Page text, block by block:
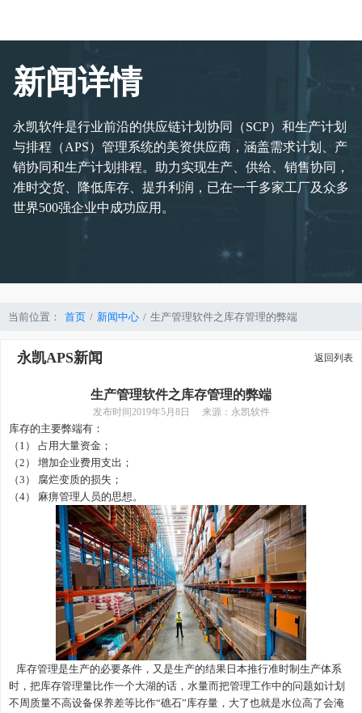
新闻详情
永凯软件是行业前沿的供应链计划协同（SCP）和生产计划
与排程（APS）管理系统的美资供应商，涵盖需求计划、产
销协同和生产计划排程。助力实现生产、供给、销售协同，
准时交货、降低库存、提升利润，已在一千多家工厂及众多
世界500强企业中成功应用。
当前位置： 首页 新闻中心 生产管理软件之库存管理的弊端
永凯APS新闻 返回列表
生产管理软件之库存管理的弊端
发布时间2019年5月8日 来源：永凯软件
库存的主要弊端有：
（1） 占用大量资金；
（2） 增加企业费用支出；
（3） 腐烂变质的损失；
（4） 麻痹管理人员的思想。
库存管理是生产的必要条件 ， 又是生产的结果日本推行准时制生产体系
时 ， 把库存管理量比作一个大湖的话， 水量而把管理工作中的问题如计划
不周质量不高设备保养差等比作“礁石”库存量 ， 大了也就是水位高了会淹